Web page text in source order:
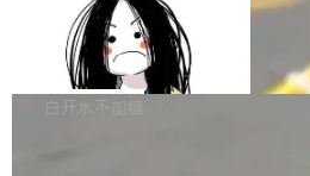
pedia 于去年底上线，定位为由人工智
容的百科平台，被马斯克视为传统众包
维基百科的替代方案。Lawfare 调查
热门页面还是低关注度页面，均未出现
声明 LocaleResolver、注册
erceptor…五六步之后才能看到第一行
本。 Solon 换了个方式。整个 i18n 模
Apache Doris 4.1 全面增强
支持 UPDATE、MERGE INTO 与
erg V3
Apache Doris 4.1 要补齐的，正是缺
半。在已有查询能力的基础上，Doris
白开水不加糖